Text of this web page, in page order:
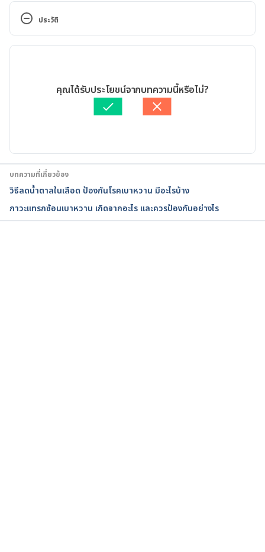
https://www.webmd.com/diabetes/ss/slideshow-
reasons-burning-feet. Accessed March 27, 2023
library/selfcare-instructions/nerve-damage-from-
diabetes-self-care. Accessed March 27, 2023
information/diabetes/overview/preventing-
problems/foot-problems. Accessed March 27, 2023
diabetic neuropathy (nerve damage).
https://www.diabetes.org.uk/guide-to-
diabetes/complications/nerves_neuropathy.
ประวัติ
เขียนโดย ศุภานิช สุริโย
ตรวจสอบข้อมูลทางการแพทย์โดยแพทย์หญิงบุรัสกร ทวีบูรณ์
พลอย วงษ์วิไล
คุณได้รับประโยชน์จากบทความนี้หรือไม่?
บทความที่เกี่ยวข้อง
วิธีลดน้ำตาลในเลือด ป้องกันโรคเบาหวาน มีอะไรบ้าง
ภาวะแทรกซ้อนเบาหวาน เกิดจากอะไร และควรป้องกันอย่างไร